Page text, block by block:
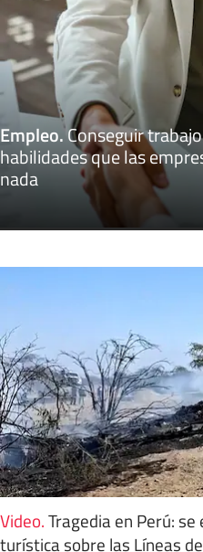
Empleo.Conseguir
habilidades que las
nada
Video.Tragedia en Perú:
turística sobre las Líneas